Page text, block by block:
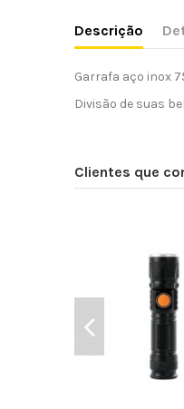
Descrição
Garrafa aço inox
Divisão de suas
Clientes que
Bolsa de cosméticos